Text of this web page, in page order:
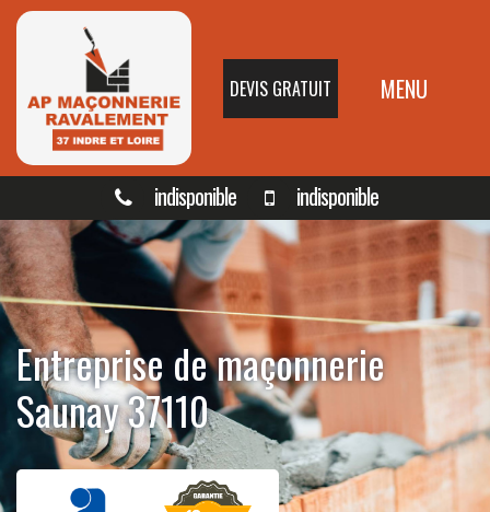
DEVIS GRATUIT MENU
indisponible indisponible
Entreprise de maçonnerie
Saunay 37110